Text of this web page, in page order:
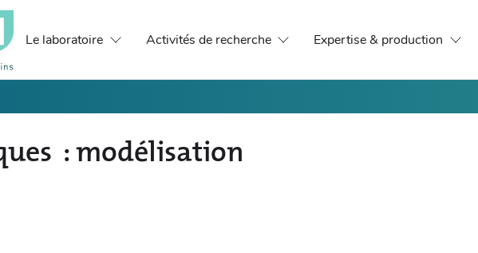
Le laboratoire Activités de recherche Expertise & production
modélisation